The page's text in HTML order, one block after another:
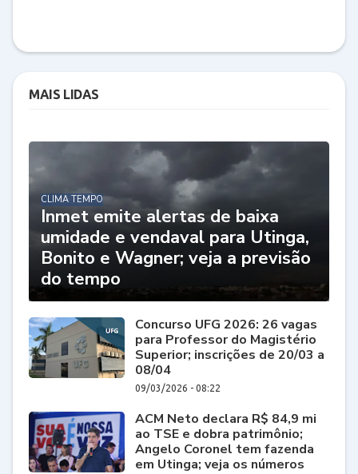
MAIS LIDAS
CLIMA TEMPO
Inmet emite alertas de baixa
umidade e vendaval para Utinga,
Bonito e Wagner; veja a previsão
do tempo
Concurso UFG 2026: 26 vagas
para Professor do Magistério
Superior; inscrições de 20/03 a
08/04
09/03/2026 - 08:22
ACM Neto declara R$ 84,9 mi
ao TSE e dobra patrimônio;
Angelo Coronel tem fazenda
em Utinga; veja os números